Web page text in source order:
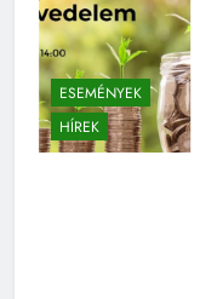
ESEMÉNYEK
HÍREK